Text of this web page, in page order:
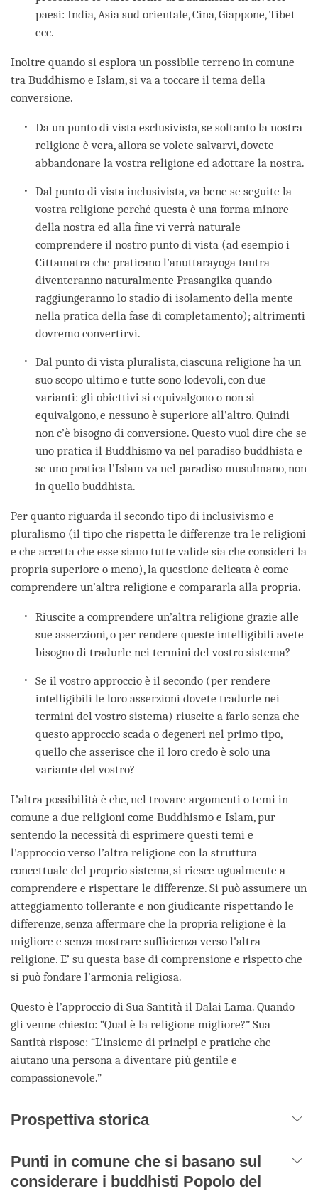
paesi: India, Asia sud orientale, Cina, Giappone, Tibet
ecc.
Inoltre quando si esplora un possibile terreno in comune
tra Buddhismo e Islam, si va a toccare il tema della
conversione.
Da un punto di vista esclusivista, se soltanto la nostra
religione è vera, allora se volete salvarvi, dovete
abbandonare la vostra religione ed adottare la nostra.
Dal punto di vista inclusivista, va bene se seguite la
vostra religione perché questa è una forma minore
della nostra ed alla fine vi verrà naturale
comprendere il nostro punto di vista (ad esempio i
Cittamatra che praticano l’anuttarayoga tantra
diventeranno naturalmente Prasangika quando
raggiungeranno lo stadio di isolamento della mente
nella pratica della fase di completamento); altrimenti
dovremo convertirvi.
Dal punto di vista pluralista, ciascuna religione ha un
suo scopo ultimo e tutte sono lodevoli, con due
varianti: gli obiettivi si equivalgono o non si
equivalgono, e nessuno è superiore all’altro. Quindi
non c’è bisogno di conversione. Questo vuol dire che se
uno pratica il Buddhismo va nel paradiso buddhista e
se uno pratica l’Islam va nel paradiso musulmano, non
in quello buddhista.
Per quanto riguarda il secondo tipo di inclusivismo e
pluralismo (il tipo che rispetta le differenze tra le religioni
e che accetta che esse siano tutte valide sia che consideri la
propria superiore o meno), la questione delicata è come
comprendere un’altra religione e compararla alla propria.
Riuscite a comprendere un’altra religione grazie alle
sue asserzioni, o per rendere queste intelligibili avete
bisogno di tradurle nei termini del vostro sistema?
Se il vostro approccio è il secondo (per rendere
intelligibili le loro asserzioni dovete tradurle nei
termini del vostro sistema) riuscite a farlo senza che
questo approccio scada o degeneri nel primo tipo,
quello che asserisce che il loro credo è solo una
variante del vostro?
L’altra possibilità è che, nel trovare argomenti o temi in
comune a due religioni come Buddhismo e Islam, pur
sentendo la necessità di esprimere questi temi e
l’approccio verso l’altra religione con la struttura
concettuale del proprio sistema, si riesce ugualmente a
comprendere e rispettare le differenze. Si può assumere un
atteggiamento tollerante e non giudicante rispettando le
differenze, senza affermare che la propria religione è la
migliore e senza mostrare sufficienza verso l'altra
religione. E’ su questa base di comprensione e rispetto che
si può fondare l’armonia religiosa.
Questo è l’approccio di Sua Santità il Dalai Lama. Quando
gli venne chiesto: “Qual è la religione migliore?” Sua
Santità rispose: “L’insieme di principi e pratiche che
aiutano una persona a diventare più gentile e
compassionevole.”
Prospettiva storica
Punti in comune che si basano sul
considerare i buddhisti Popolo del